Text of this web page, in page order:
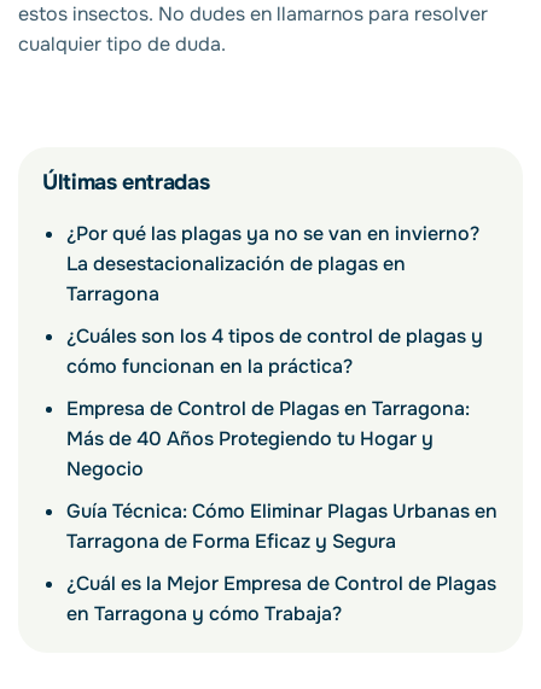
estos insectos. No dudes en llamarnos para resolver
cualquier tipo de duda.
Últimas entradas
¿Por qué las plagas ya no se van en invierno?
La desestacionalización de plagas en
Tarragona
¿Cuáles son los 4 tipos de control de plagas y
cómo funcionan en la práctica?
Empresa de Control de Plagas en Tarragona:
Más de 40 Años Protegiendo tu Hogar y
Negocio
Guía Técnica: Cómo Eliminar Plagas Urbanas en
Tarragona de Forma Eficaz y Segura
¿Cuál es la Mejor Empresa de Control de Plagas
en Tarragona y cómo Trabaja?